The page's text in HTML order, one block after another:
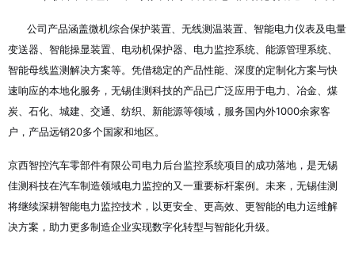
公司产品涵盖微机综合保护装置、无线测温装置、智能电力仪表及电量
变送器、智能操显装置、电动机保护器、电力监控系统、能源管理系统、
智能母线监测解决方案等。凭借稳定的产品性能、深度的定制化方案与快
速响应的本地化服务，无锡佳测科技的产品已广泛应用于电力、冶金、煤
炭、石化、城建、交通、纺织、新能源等领域，服务国内外1000余家客
户，产品远销20多个国家和地区。
京西智控汽车零部件有限公司电力后台监控系统项目的成功落地，是无锡
佳测科技在汽车制造领域电力监控的又一重要标杆案例。未来，无锡佳测
将继续深耕智能电力监控技术，以更安全、更高效、更智能的电力运维解
决方案，助力更多制造企业实现数字化转型与智能化升级。